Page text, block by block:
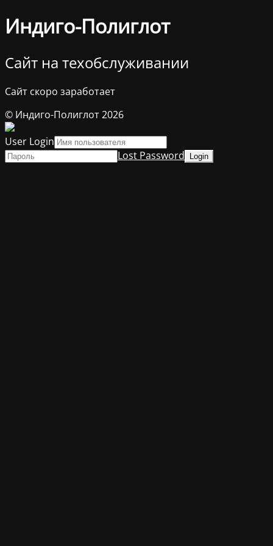
Индиго-Полиглот
Сайт на техобслуживании
Сайт скоро заработает
© Индиго-Полиглот 2026
User Login
Lost Password